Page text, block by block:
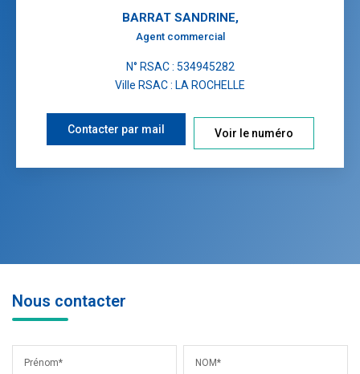
BARRAT SANDRINE,
Agent commercial
N° RSAC : 534945282
Ville RSAC : LA ROCHELLE
Contacter par mail Voir le numéro
Nous contacter
Prénom* NOM*